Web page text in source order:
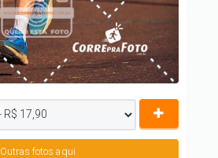
Outras fotos aqui